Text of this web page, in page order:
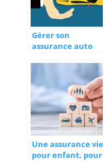
Gérer son
assurance auto
conseils pratiques
Une assurance vie
pour enfant, pour